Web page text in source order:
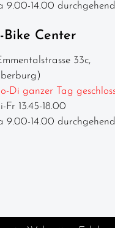
9.00-14.00 durchgehend
Bike Center
33c,
Di ganzer Tag
Fr 13.45-18.00
9.00-14.00 durchgehend